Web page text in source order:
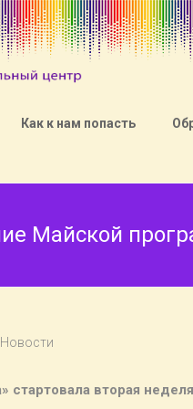
Как к нам попасть
Майской
Новости
стартовала вторая